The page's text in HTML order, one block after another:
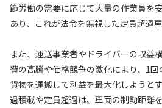
節労働の需要に応じて大量の作業員を
あり、これが法令を無視した定員超過
また、運送事業者やドライバーの収益
費の高騰や価格競争の激化により、1
貨物を運搬して利益を最大化しようと
過積載や定員超過は、車両の制動距離